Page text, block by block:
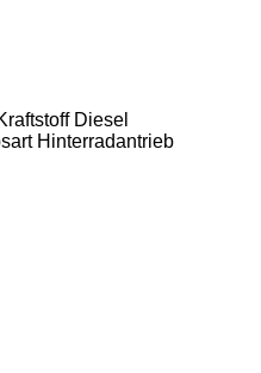
Diesel
Hinterradantrieb